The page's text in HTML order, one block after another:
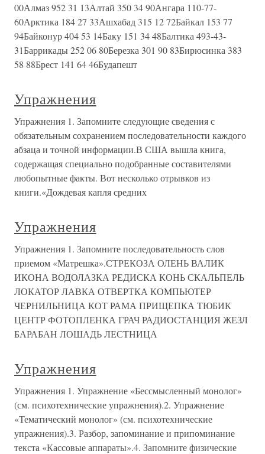
00Алмаз 952 31 13Алтай 350 34 90Ангара 110-77-
60Арктика 184 27 33Ашхабад 315 12 72Байкал 153 77
94Байконур 404 53 14Баку 151 34 48Балтика 493-43-
31Баррикады 252 06 80Березка 301 90 83Бирюсинка 383
58 88Брест 141 64 46Будапешт
Упражнения
Упражнения 1. Запомните следующие сведения с
обязательным сохранением последовательности каждого
абзаца и точной информации.В США вышла книга,
содержащая специально подобранные составителями
любопытные факты. Вот несколько отрывков из
книги.«Дождевая капля средних
Упражнения
Упражнения 1. Запомните последовательность слов
приемом «Матрешка».СТРЕКОЗА ОЛЕНЬ ВАЛИК
ИКОНА ВОДОЛАЗКА РЕДИСКА КОНЬ СКАЛЬПЕЛЬ
ЛОКАТОР ЛАВКА ОТВЕРТКА КОМПЬЮТЕР
ЧЕРНИЛЬНИЦА КОТ РАМА ПРИЩЕПКА ТЮБИК
ЦЕНТР ФОТОПЛЕНКА ГРАЧ РАДИОСТАНЦИЯ ЖЕЗЛ
БАРАБАН ЛОШАДЬ ЛЕСТНИЦА
Упражнения
Упражнения 1. Упражнение «Бессмысленный монолог»
(см. психотехнические упражнения).2. Упражнение
«Тематический монолог» (см. психотехнические
упражнения).3. Разбор, запоминание и припоминание
текста «Кассовые аппараты».4. Запомните физические